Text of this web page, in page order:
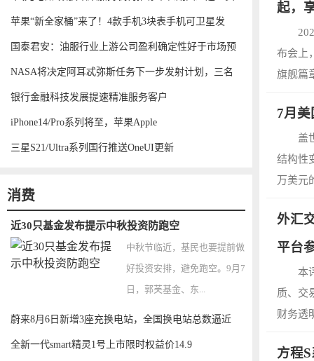
苹果“新全家桶”来了！4款手机3块表手机可卫星发
国泰君安：油服行业上游公司盈利确定性好于市场预
期
NASA将决定阿耳忒弥斯任务下一步发射计划，三名
银行金融科技发展提速精准服务客户
iPhone14/Pro系列将至，苹果Apple
三星S21/Ultra系列国行推送OneUI更新
消费
近30只基金发布提示中秋投资防跑空
中秋节临近，基民也要提前做
好投资安排，避免跑空。9月7
日，郭芙基金、东...
蔚来8月6日新增3座充换电站，全国换电站总数逼近
全新一代smart精灵1号上市限时权益价14.9
起，
布会上
旗舰篇
7月
盖
结构性
万美元
外汇
平台
本
质、交
财务透
方程